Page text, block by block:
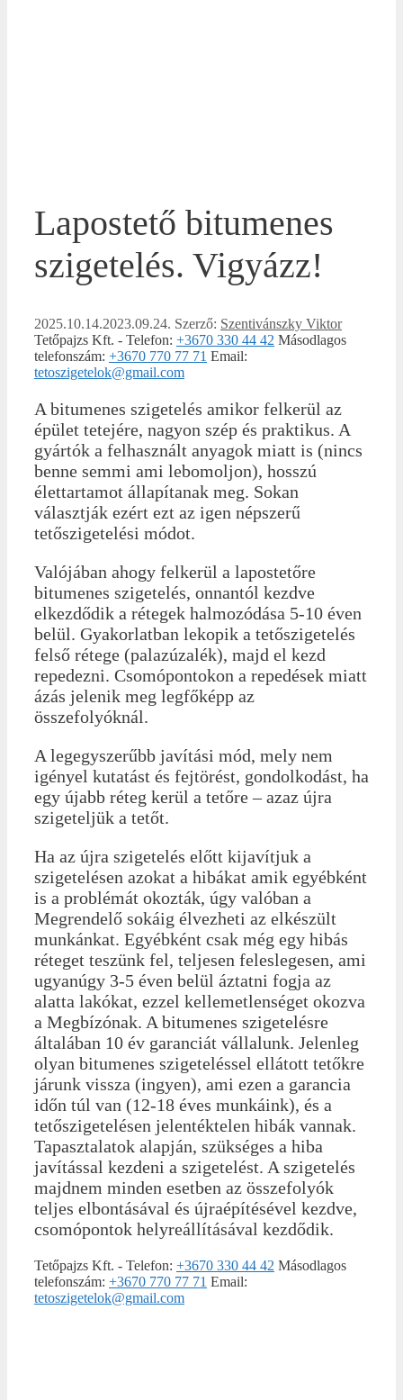
Lapostető bitumenes
szigetelés. Vigyázz!
2025.10.14.2023.09.24. Szerző: Szentivánszky Viktor
Tetőpajzs Kft. - Telefon: +3670 330 44 42 Másodlagos
telefonszám: +3670 770 77 71 Email:
tetoszigetelok@gmail.com
A bitumenes szigetelés amikor felkerül az
épület tetejére, nagyon szép és praktikus. A
gyártók a felhasznált anyagok miatt is (nincs
benne semmi ami lebomoljon), hosszú
élettartamot állapítanak meg. Sokan
választják ezért ezt az igen népszerű
tetőszigetelési módot.
Valójában ahogy felkerül a lapostetőre
bitumenes szigetelés, onnantól kezdve
elkezdődik a rétegek halmozódása 5-10 éven
belül. Gyakorlatban lekopik a tetőszigetelés
felső rétege (palazúzalék), majd el kezd
repedezni. Csomópontokon a repedések miatt
ázás jelenik meg legfőképp az
összefolyóknál.
A legegyszerűbb javítási mód, mely nem
igényel kutatást és fejtörést, gondolkodást, ha
egy újabb réteg kerül a tetőre – azaz újra
szigeteljük a tetőt.
Ha az újra szigetelés előtt kijavítjuk a
szigetelésen azokat a hibákat amik egyébként
is a problémát okozták, úgy valóban a
Megrendelő sokáig élvezheti az elkészült
munkánkat. Egyébként csak még egy hibás
réteget teszünk fel, teljesen feleslegesen, ami
ugyanúgy 3-5 éven belül áztatni fogja az
alatta lakókat, ezzel kellemetlenséget okozva
a Megbízónak. A bitumenes szigetelésre
általában 10 év garanciát vállalunk. Jelenleg
olyan bitumenes szigeteléssel ellátott tetőkre
járunk vissza (ingyen), ami ezen a garancia
időn túl van (12-18 éves munkáink), és a
tetőszigetelésen jelentéktelen hibák vannak.
Tapasztalatok alapján, szükséges a hiba
javítással kezdeni a szigetelést. A szigetelés
majdnem minden esetben az összefolyók
teljes elbontásával és újraépítésével kezdve,
csomópontok helyreállításával kezdődik.
Tetőpajzs Kft. - Telefon: +3670 330 44 42 Másodlagos
telefonszám: +3670 770 77 71 Email:
tetoszigetelok@gmail.com